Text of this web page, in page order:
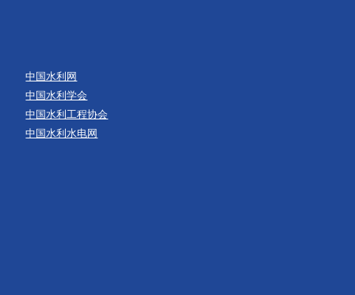
中国水利网
中国水利学会
中国水利工程协会
中国水利水电网